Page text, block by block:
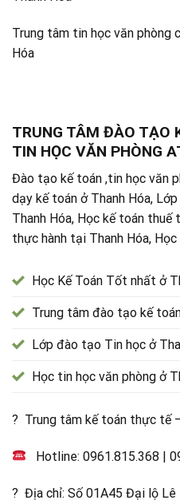
Trung tâm tin học văn
Hóa
TRUNG TÂM ĐÀO TẠO
TIN HỌC VĂN PHÒNG
Đào tạo kế toán ,tin học văn
dạy kế toán ở Thanh Hóa,
Thanh Hóa, Học kế toán thuế
thực hành tại Thanh Hóa,
Học Kế Toán Tốt nhất ở
Trung tâm đào tạo kế
Lớp đào tạo Tin học ở
Học tin học văn phòng ở
? Trung tâm kế toán thực tế
Hotline:0961.815.368 |
? Địa chỉ: Số 01A45 Đại lộ